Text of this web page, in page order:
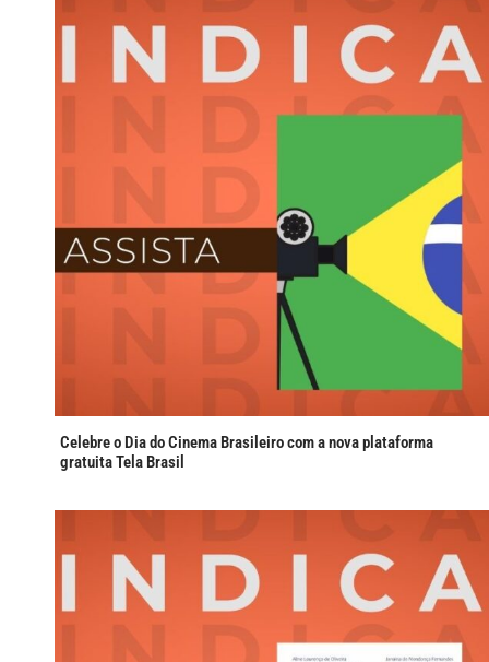
Celebre o Dia do Cinema Brasileiro com a nova plataforma
gratuita Tela Brasil